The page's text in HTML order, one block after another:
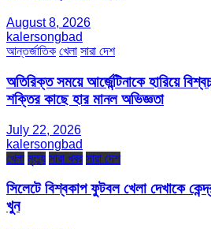
August 8, 2026
kalersongbad
আন্তর্জাতিক খেলা সারা দেশ
অতিরিক্ত সময়ে আর্জেন্টিনাকে হারিয়ে
শক্তির কাছে হার মানল অভিজ্ঞতা
July 22, 2026
kalersongbad
খেলা মৃত্যু সারা খবর সারা দেশ
সিলেটে বিশ্বকাপ ফুটবল খেলা দেখাকে
খুন